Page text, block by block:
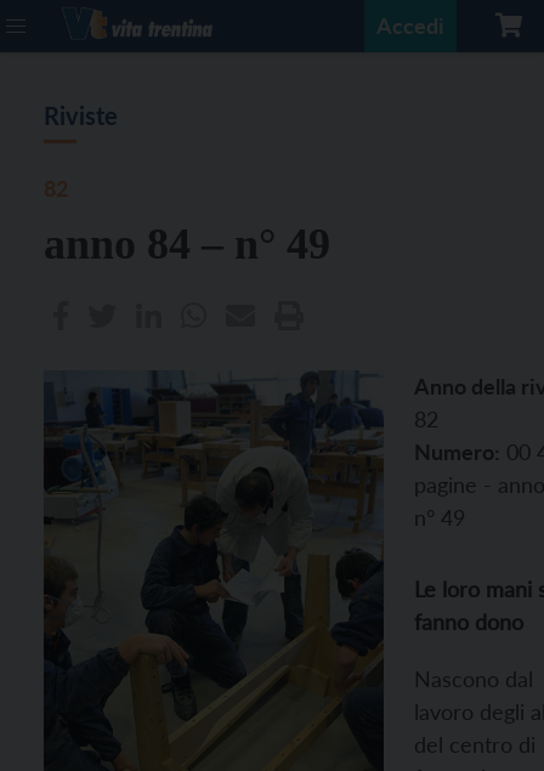
Accedi
Riviste
anno 84 – n° 49
Anno della
82
Numero: 00
pagine -
n° 49
Le loro mani
fanno dono
Nascono dal
lavoro degli
del centro di